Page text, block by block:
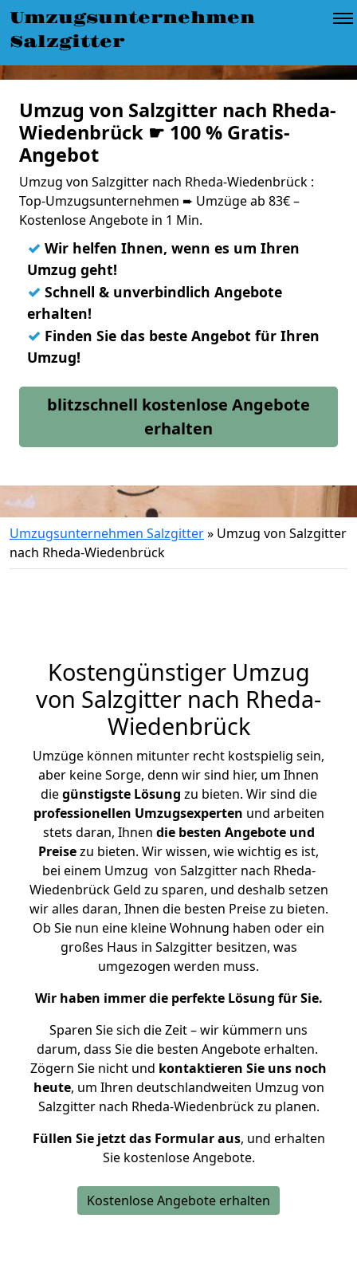
Umzugsunternehmen
Salzgitter
Umzug von Salzgitter nach Rheda-
Wiedenbrück ☛ 100 % Gratis-
Angebot
Umzug von Salzgitter nach Rheda-Wiedenbrück :
Top-Umzugsunternehmen ➨ Umzüge ab 83€ –
Kostenlose Angebote in 1 Min.
✓ Wir helfen Ihnen, wenn es um Ihren
Umzug geht!
✓ Schnell & unverbindlich Angebote
erhalten!
✓ Finden Sie das beste Angebot für Ihren
Umzug!
blitzschnell kostenlose Angebote
erhalten
Umzugsunternehmen Salzgitter» Umzug von Salzgitter
nach Rheda-Wiedenbrück
Kostengünstiger Umzug
von Salzgitter nach Rheda-
Wiedenbrück
Umzüge können mitunter recht kostspielig sein,
aber keine Sorge, denn wir sind hier, um Ihnen
diegünstigste Lösung zu bieten. Wir sind die
professionellen Umzugsexperten und arbeiten
stets daran, Ihnen die besten Angebote und
Preisezu bieten. Wir wissen, wie wichtig es ist,
bei einem Umzug von Salzgitter nach Rheda-
Wiedenbrück Geld zu sparen, und deshalb setzen
wir alles daran, Ihnen die besten Preise zu bieten.
Ob Sie nun eine kleine Wohnung haben oder ein
großes Haus in Salzgitter besitzen, was
umgezogen werden muss.
Wir haben immer die perfekte Lösung für Sie.
Sparen Sie sich die Zeit – wir kümmern uns
darum, dass Sie die besten Angebote erhalten.
Zögern Sie nicht und kontaktieren Sie uns noch
heute, um Ihren deutschlandweiten Umzug von
Salzgitter nach Rheda-Wiedenbrück zu planen.
Füllen Sie jetzt das Formular aus, und erhalten
Sie kostenlose Angebote.
Kostenlose Angebote erhalten